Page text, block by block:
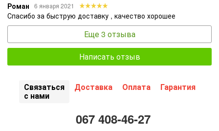
Роман
6 января 2021
Спасибо за быструю доставку , качество хорошее
Еще 3 отзыва
Написать отзыв
Связаться
с нами
Доставка Оплата Гарантия
067 408-46-27